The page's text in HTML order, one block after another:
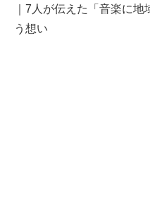
｜7人が伝えた「音楽に
う想い